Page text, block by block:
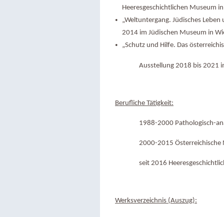
Heeresgeschichtlichen Museum
„Weltuntergang. Jüdisches
2014 im Jüdischen Museum in
„Schutz und Hilfe. Das
Ausstellung 2018 bis 2021
Berufliche Tätigkeit:
1988-2000 Pathologisch-
2000-2015
seit 2016
Werksverzeichnis (Auszug):